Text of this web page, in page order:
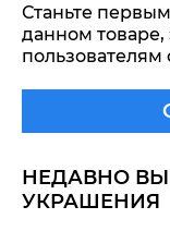
Станьте
данном
НЕДАВНО ВЫ
УКРАШЕНИЯ